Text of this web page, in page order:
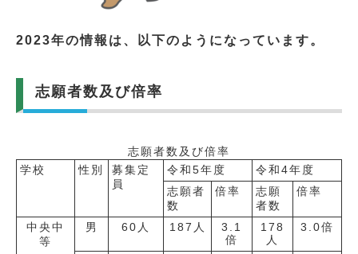
2023年の情報は、以下のようになっています。
志願者数及び倍率
志願者数及び倍率
学校
性別
募集定
員
令和5年度
令和4年度
志願者
数
倍率
志願
者数
倍率
中央中
等
男 60人 187人
3.1
倍
178
人
3.0倍